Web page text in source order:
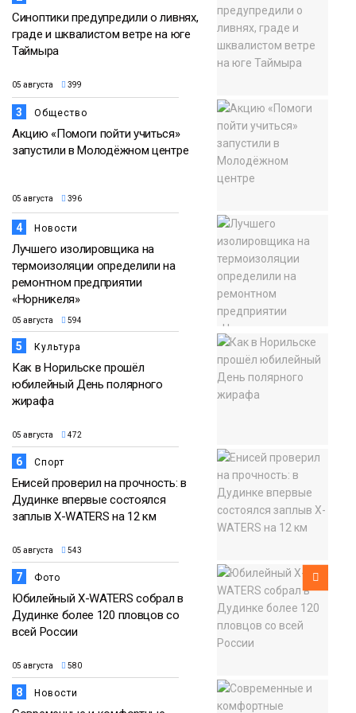
Синоптики предупредили о ливнях,
граде и шквалистом ветре на юге
Таймыра
05 августа 399
3 Общество
Акцию «Помоги пойти учиться»
запустили в Молодёжном центре
05 августа 396
4 Новости
Лучшего изолировщика на
термоизоляции определили на
ремонтном предприятии
«Норникеля»
05 августа 594
5 Культура
Как в Норильске прошёл
юбилейный День полярного
жирафа
05 августа 472
6 Спорт
Енисей проверил на прочность: в
Дудинке впервые состоялся
заплыв X-WATERS на 12 км
05 августа 543
7 Фото
Юбилейный X-WATERS собрал в
Дудинке более 120 пловцов со
всей России
05 августа 580
8 Новости